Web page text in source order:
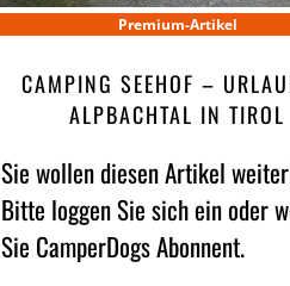
Premium-Artikel
CAMPING SEEHOF –
ALPBACHTAL IN TIROL
Sie wollen diesen Artikel
Bitte loggen Sie sich ein oder
Sie CamperDogs Abonnent.